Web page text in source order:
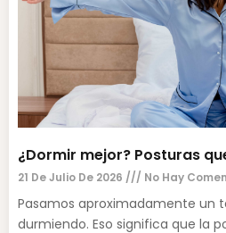
¿Dormir mejor? Posturas
21 De Julio De 2026 No Hay
Pasamos aproximadamente un
durmiendo. Eso significa que la